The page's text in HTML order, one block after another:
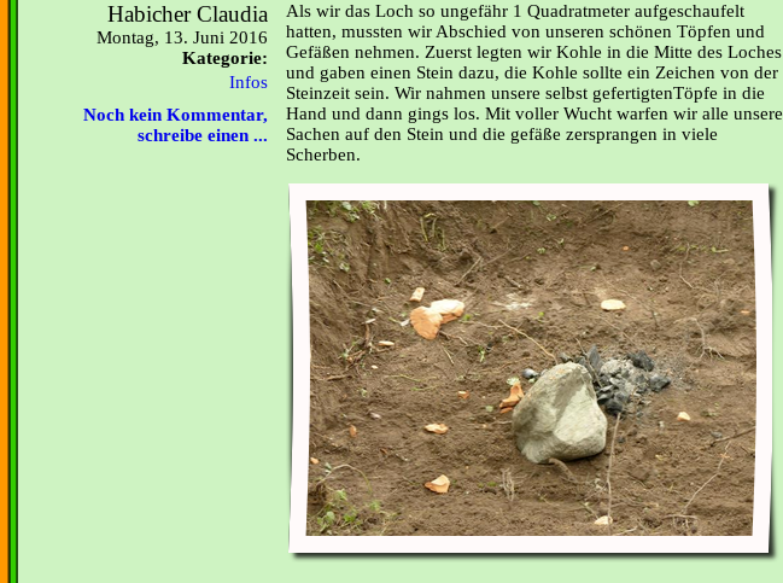
Habicher Claudia
Montag, 13. Juni 2016
Kategorie:
Infos
Noch kein Kommentar,
schreibe einen ...
Als wir das Loch so ungefähr 1 Quadratmeter aufgeschaufelt
hatten, mussten wir Abschied von unseren schönen Töpfen und
Gefäßen nehmen. Zuerst legten wir Kohle in die Mitte des Loches
und gaben einen Stein dazu, die Kohle sollte ein Zeichen von der
Steinzeit sein. Wir nahmen unsere selbst gefertigtenTöpfe in die
Hand und dann gings los. Mit voller Wucht warfen wir alle unsere
Sachen auf den Stein und die gefäße zersprangen in viele
Scherben.